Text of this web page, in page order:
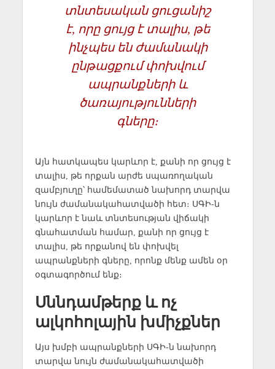
տնտեսական ցուցանիշ
է, որը ցույց է տալիս, թե
ինչպես են ժամանակի
ընթացքում փոխվում
ապրանքների և
ծառայությունների
գները։
Այն հատկապես կարևոր է, քանի որ ցույց է
տալիս, թե որքան արժե սպառողական
զամբյուղը՝ համեմատած նախորդ տարվա
նույն ժամանակահատվածի հետ։ ՍԳԻ-ն
կարևոր է նաև տնտեսության վիճակի
գնահատման համար, քանի որ ցույց է
տալիս, թե որքանով են փոխվել
ապրանքների գները, որոնք մենք ամեն օր
օգտագործում ենք։
Սննդամթերք և ոչ
ալկոհոլային խմիչքներ
Այս խմբի ապրանքների ՍԳԻ-ն նախորդ
տարվա նույն ժամանակահատվածի